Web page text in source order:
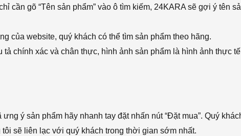
cần gõ “Tên sản phẩm” vào ô tìm kiếm, 24KARA sẽ gợi ý tên
của website, quý khách có thể tìm sản phẩm theo hãng.
chính xác và chân thực, hình ảnh sản phẩm là hình ảnh thực
ý sản phẩm hãy nhanh tay đặt nhấn nút “Đặt mua”. Quý
sẽ liên lạc với quý khách trong thời gian sớm nhất.